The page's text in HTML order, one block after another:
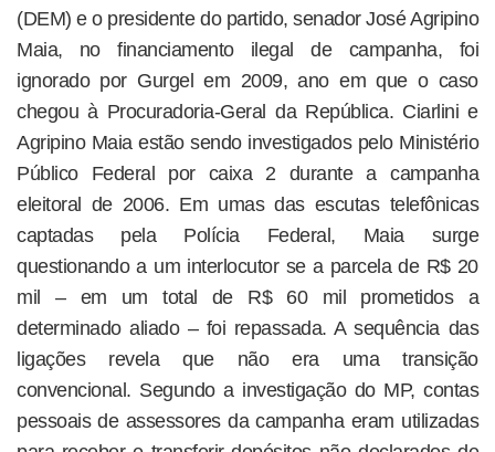
(DEM) e o presidente do partido, senador José Agripino
Maia, no financiamento ilegal de campanha, foi
ignorado por Gurgel em 2009, ano em que o caso
chegou à Procuradoria-Geral da República. Ciarlini e
Agripino Maia estão sendo investigados pelo Ministério
Público Federal por caixa 2 durante a campanha
eleitoral de 2006. Em umas das escutas telefônicas
captadas pela Polícia Federal, Maia surge
questionando a um interlocutor se a parcela de R$ 20
mil – em um total de R$ 60 mil prometidos a
determinado aliado – foi repassada. A sequência das
ligações revela que não era uma transição
convencional. Segundo a investigação do MP, contas
pessoais de assessores da campanha eram utilizadas